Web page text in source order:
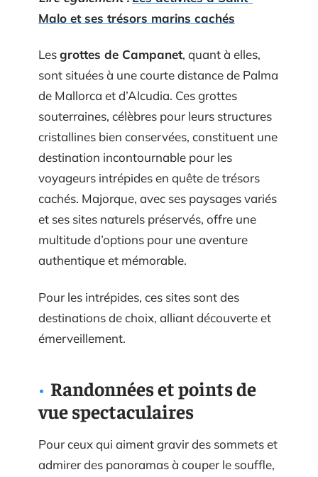
Malo et ses trésors marins cachés
Lesgrottes de Campanet, quant à elles,
sont situées à une courte distance de Palma
de Mallorca et d’Alcudia. Ces grottes
souterraines, célèbres pour leurs structures
cristallines bien conservées, constituent une
destination incontournable pour les
voyageurs intrépides en quête de trésors
cachés. Majorque, avec ses paysages variés
et ses sites naturels préservés, offre une
multitude d’options pour une aventure
authentique et mémorable.
Pour les intrépides, ces sites sont des
destinations de choix, alliant découverte et
émerveillement.
Randonnées et points de
vue spectaculaires
Pour ceux qui aiment gravir des sommets et
admirer des panoramas à couper le souffle,